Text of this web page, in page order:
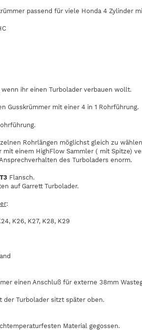
passend für viele Honda 4 Zylinder
ihr einen Turbolader verbauen wollt.
Gusskrümmer mit einer 4 in 1 Rohrführung.
Rohrlängen möglichst gleich zu
einem HighFlow Sammler ( mit Spitze)
des Turboladers enorm.
T3 Flansch.
auf Garrett Turbolader.
:
K26, K27, K28, K29
einen Anschluß für externe 38mm
der Turbolader sitzt später oben.
Material gegossen.